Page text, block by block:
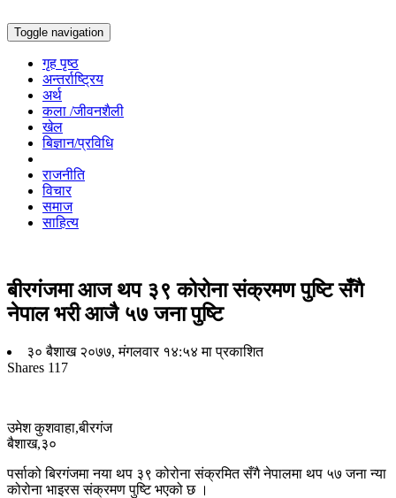
Toggle navigation
गृह पृष्ठ
अन्तर्राष्ट्रिय
अर्थ
कला /जीवनशैली
खेल
बिज्ञान/प्रविधि
राजनीति
विचार
समाज
साहित्य
बीरगंजमा आज थप ३९ कोरोना संक्रमण पुष्टि सँगै
नेपाल भरी आजै ५७ जना पुष्टि
३० बैशाख २०७७, मंगलवार १४:५४ मा प्रकाशित
Shares 117
उमेश कुशवाहा,बीरगंज
बैशाख,३०
पर्साको बिरगंजमा नया थप ३९ कोरोना संक्रमित सँगै नेपालमा थप ५७ जना न्या
कोरोना भाइरस संक्रमण पुष्टि भएको छ ।